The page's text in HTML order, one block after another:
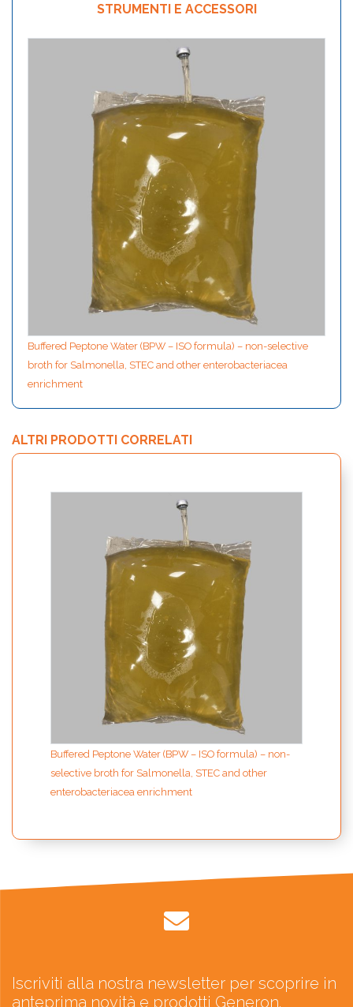
STRUMENTI E ACCESSORI
Buffered Peptone Water (BPW – ISO formula) – non-selective
broth for Salmonella, STEC and other enterobacteriacea
enrichment
ALTRI PRODOTTI CORRELATI
Buffered Peptone Water (BPW – ISO formula) – non-
selective broth for Salmonella, STEC and other
enterobacteriacea enrichment
Iscriviti alla nostra newsletter per scoprire in
anteprima novità e prodotti Generon.